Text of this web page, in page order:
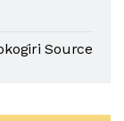
Source